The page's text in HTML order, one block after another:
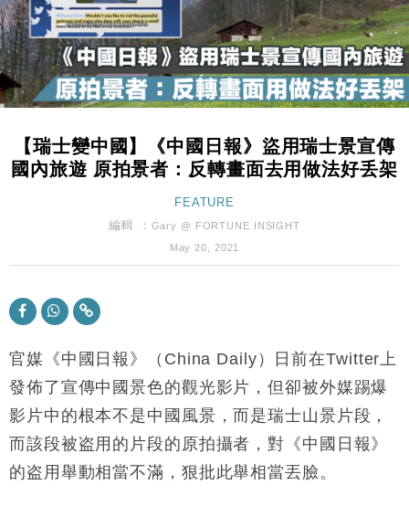
11:40
財經｜黑石傳再籌逾360億美元 支援Anthropic租用
Google晶片
10:57
財經｜美商務部擬擴大金屬關稅範圍 14類產品或加徵
25%
18:15
本地｜新世界K11 9月升級會員制度 增鉑金卡級別鎖
17:40
財經｜本港6月零售額連升14個月 珠寶鐘錶銷售升勢
最強
財經｜滙控重啟最多10億美元回購 派息比率目標維持
財經｜SA售股自救後再出手 斥4億美元押注未上市公
司
11:30
市場落地
東京半島
13:12
國際｜特朗普赴洛杉磯高球場活動前 男子攜槍彈被捕
手
11:40
財經｜黑石傳再籌逾360億美元 支援Anthropic租用
【瑞士變中國】《中國日報》盜用瑞士景宣傳
國內旅遊 原拍景者：反轉畫面去用做法好丢架
FEATURE
編輯 ： Gary @ FORTUNE INSIGHT
May 20, 2021
官媒《中國日報》（China Daily）日前在Twitter上
發佈了宣傳中國景色的觀光影片，但卻被外媒踢爆
影片中的根本不是中國風景，而是瑞士山景片段，
而該段被盗用的片段的原拍攝者，對《中國日報》
的盗用舉動相當不滿，狠批此舉相當丟臉。